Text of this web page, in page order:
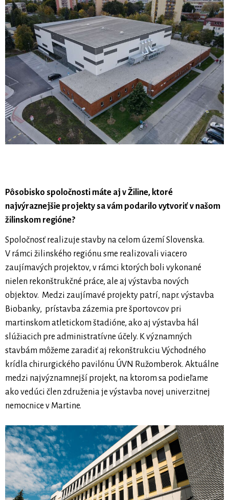
Pôsobisko spoločnosti máte aj v Žiline, ktoré
najvýraznejšie projekty sa vám podarilo vytvoriť v našom
žilinskom regióne?
Spoločnosť realizuje stavby na celom území Slovenska.
V rámci žilinského regiónu sme realizovali viacero
zaujímavých projektov, v rámci ktorých boli vykonané
nielen rekonštrukčné práce, ale aj výstavba nových
objektov. Medzi zaujímavé projekty patrí, napr. výstavba
Biobanky, prístavba zázemia pre športovcov pri
martinskom atletickom štadióne, ako aj výstavba hál
slúžiacich pre administratívne účely. K významných
stavbám môžeme zaradiť aj rekonštrukciu Východného
krídla chirurgického pavilónu ÚVN Ružomberok. Aktuálne
medzi najvýznamnejší projekt, na ktorom sa podieľame
ako vedúci člen združenia je výstavba novej univerzitnej
nemocnice v Martine.